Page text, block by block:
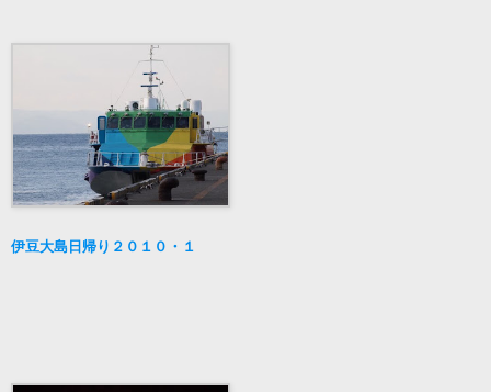
伊豆大島日帰り２０１０・１